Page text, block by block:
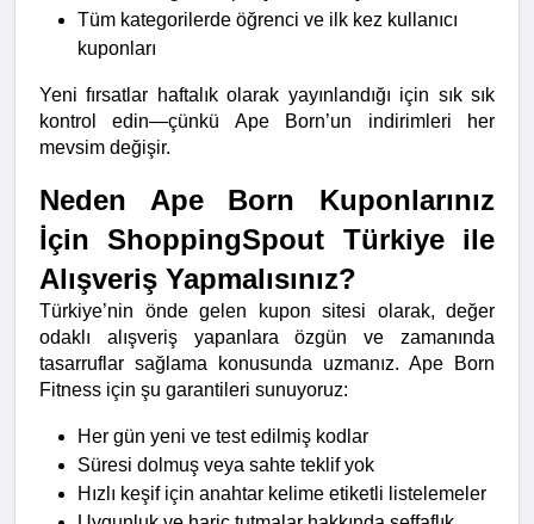
Tüm kategorilerde öğrenci ve ilk kez kullanıcı
kuponları
Yeni fırsatlar haftalık olarak yayınlandığı için sık sık
kontrol edin—çünkü Ape Born’un indirimleri her
mevsim değişir.
Neden Ape Born Kuponlarınız
İçin ShoppingSpout Türkiye ile
Alışveriş Yapmalısınız?
Türkiye’nin önde gelen kupon sitesi olarak, değer
odaklı alışveriş yapanlara özgün ve zamanında
tasarruflar sağlama konusunda uzmanız. Ape Born
Fitness için şu garantileri sunuyoruz:
Her gün yeni ve test edilmiş kodlar
Süresi dolmuş veya sahte teklif yok
Hızlı keşif için anahtar kelime etiketli listelemeler